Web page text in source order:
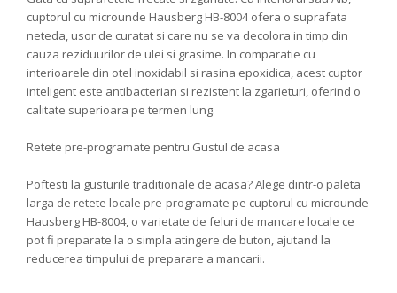
cuptorul cu microunde Hausberg HB-8004 ofera o suprafata
neteda, usor de curatat si care nu se va decolora in timp din
cauza reziduurilor de ulei si grasime. In comparatie cu
interioarele din otel inoxidabil si rasina epoxidica, acest cuptor
inteligent este antibacterian si rezistent la zgarieturi, oferind o
calitate superioara pe termen lung.
Retete pre-programate pentru Gustul de acasa
Poftesti la gusturile traditionale de acasa? Alege dintr-o paleta
larga de retete locale pre-programate pe cuptorul cu microunde
Hausberg HB-8004, o varietate de feluri de mancare locale ce
pot fi preparate la o simpla atingere de buton, ajutand la
reducerea timpului de preparare a mancarii.